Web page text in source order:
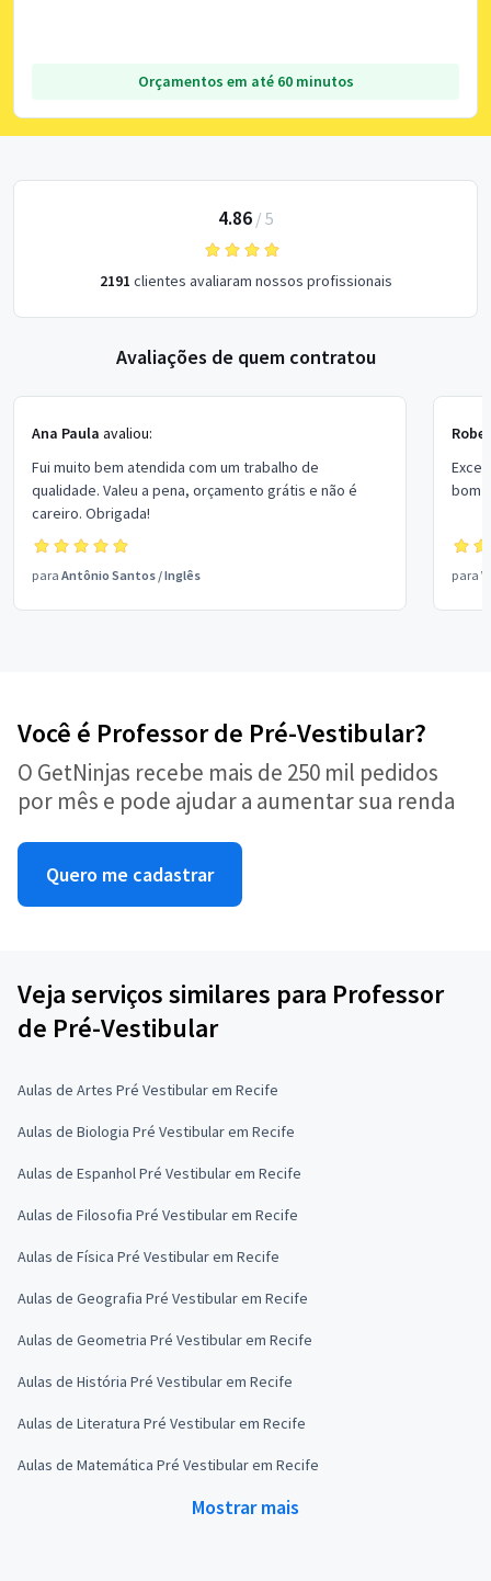
Orçamentos em até 60 minutos
4.86/ 5
2191 clientes avaliaram nossos profissionais
Avaliações de quem contratou
Ana Paula avaliou:
Fui muito bem atendida com um trabalho de
qualidade. Valeu a pena, orçamento grátis e não é
careiro. Obrigada!
para Antônio Santos /Inglês
bom
para
Você é Professor de Pré-Vestibular?
O GetNinjas recebe mais de 250 mil pedidos
por mês e pode ajudar a aumentar sua renda
Quero me cadastrar
Veja serviços similares para Professor
de Pré-Vestibular
Aulas de Artes Pré Vestibular em Recife
Aulas de Biologia Pré Vestibular em Recife
Aulas de Espanhol Pré Vestibular em Recife
Aulas de Filosofia Pré Vestibular em Recife
Aulas de Física Pré Vestibular em Recife
Aulas de Geografia Pré Vestibular em Recife
Aulas de Geometria Pré Vestibular em Recife
Aulas de História Pré Vestibular em Recife
Aulas de Literatura Pré Vestibular em Recife
Aulas de Matemática Pré Vestibular em Recife
Mostrar mais